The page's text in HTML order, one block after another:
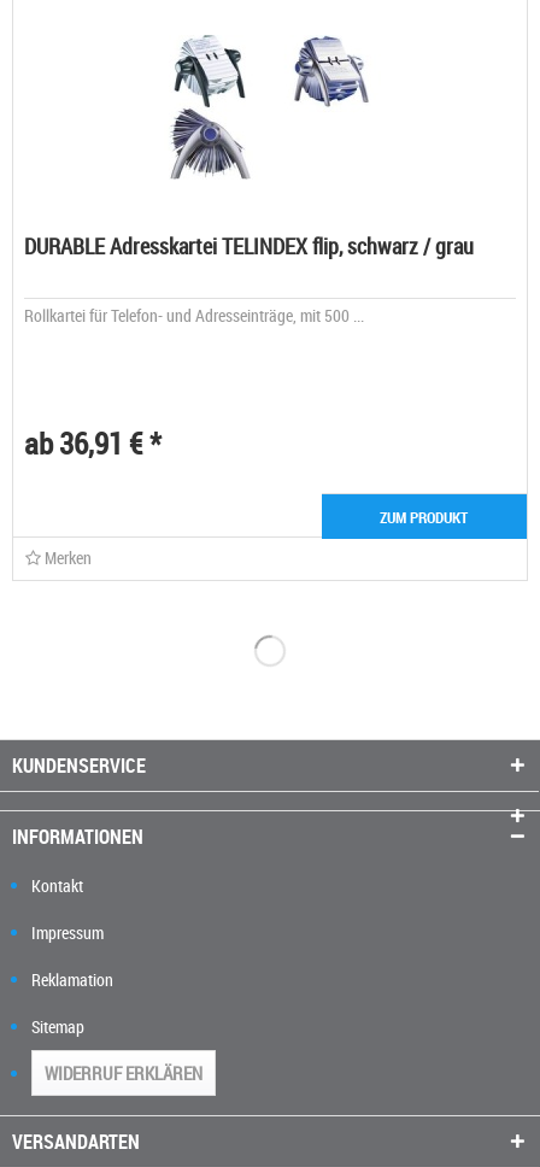
DURABLE Adresskartei TELINDEX flip, schwarz / grau
Rollkartei für Telefon- und Adresseinträge, mit 500 ...
ab 36,91 € *
ZUM PRODUKT
Merken
KUNDENSERVICE
INFORMATIONEN
Kontakt
Impressum
Reklamation
Sitemap
WIDERRUF ERKLÄREN
VERSANDARTEN